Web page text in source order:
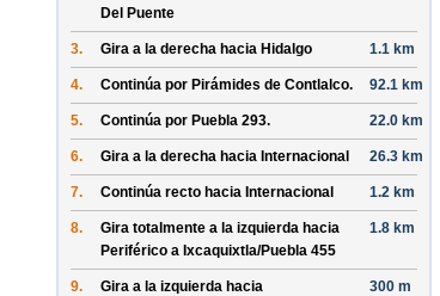
Del Puente
3. Gira a la derecha hacia Hidalgo 1.1 km
4. Continúa por Pirámides de Contlalco. 92.1 km
5. Continúa por Puebla 293. 22.0 km
6. Gira a la derecha hacia Internacional 26.3 km
7. Continúa recto hacia Internacional 1.2 km
8.
Gira totalmente a la izquierda hacia
Periférico a Ixcaquixtla/Puebla 455
1.8 km
9.
Gira a la izquierda hacia
300 m